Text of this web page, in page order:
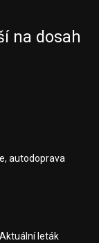
na dosah
autodoprava
leták